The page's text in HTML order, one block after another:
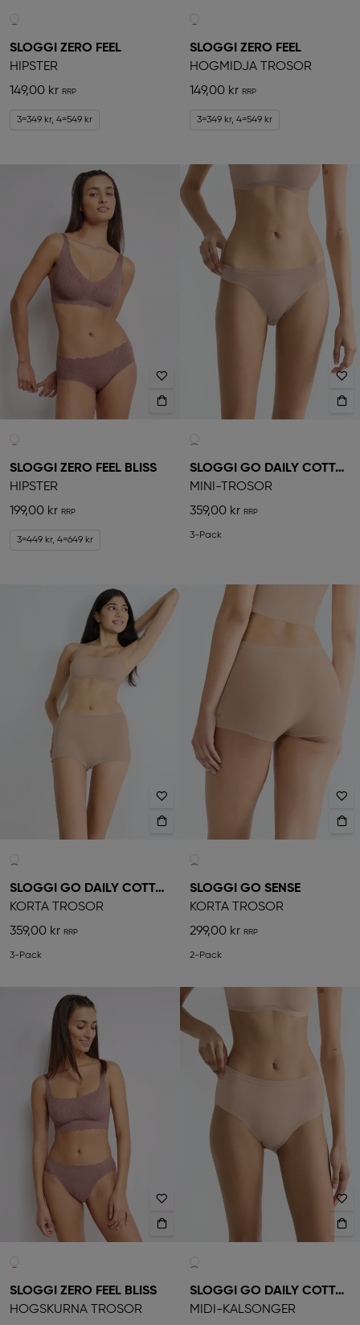
SLOGGI ZERO FEEL
HIPSTER
149,00 kr
3=349 kr, 4=549 kr
SLOGGI ZERO FEEL
HÖGMIDJA TROSOR
149,00 kr
3=349 kr, 4=549 kr
SLOGGI ZERO FEEL BLISS
HIPSTER
199,00 kr
3=449 kr, 4=649 kr
SLOGGI GO DAILY COTTON
MINI-TROSOR
359,00 kr
3-Pack
SLOGGI GO DAILY COTTON
KORTA TROSOR
359,00 kr
3-Pack
SLOGGI GO SENSE
KORTA TROSOR
299,00 kr
2-Pack
SLOGGI ZERO FEEL BLISS
HÖGSKURNA TROSOR
SLOGGI GO DAILY COTTON
MIDI-KALSONGER